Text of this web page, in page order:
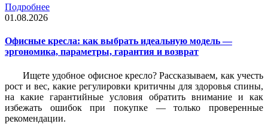
Подробнее
01.08.2026
Офисные кресла: как выбрать идеальную модель —
эргономика, параметры, гарантия и возврат
Ищете удобное офисное кресло? Рассказываем, как учесть
рост и вес, какие регулировки критичны для здоровья спины,
на какие гарантийные условия обратить внимание и как
избежать ошибок при покупке — только проверенные
рекомендации.